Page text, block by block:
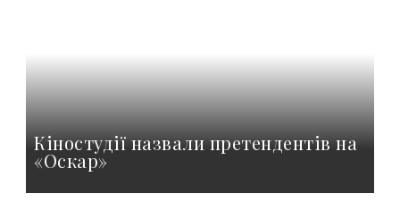
Кіностудії назвали претендентів на
«Оскар»